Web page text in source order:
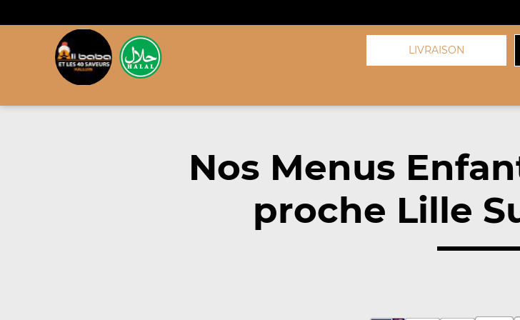
LIVRAISON
Nos Menus
proche Lille